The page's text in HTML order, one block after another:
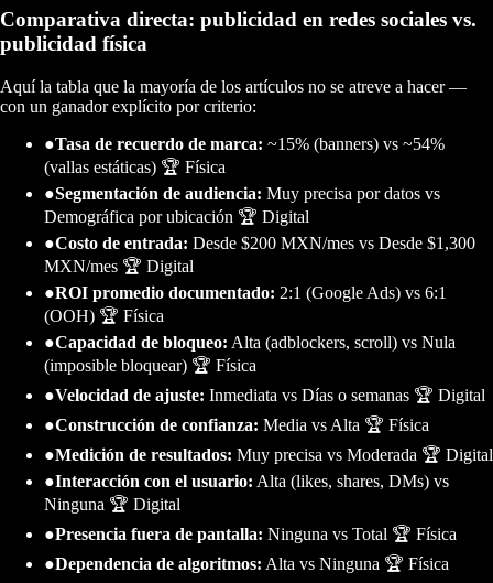
Comparativa directa: publicidad en redes sociales vs.
publicidad física
Aquí la tabla que la mayoría de los artículos no se atreve a hacer —
con un ganador explícito por criterio:
●Tasa de recuerdo de marca: ~15% (banners) vs ~54%
(vallas estáticas) 🏆 Física
●Segmentación de audiencia: Muy precisa por datos vs
Demográfica por ubicación 🏆 Digital
●Costo de entrada: Desde $200 MXN/mes vs Desde $1,300
MXN/mes 🏆 Digital
●ROI promedio documentado: 2:1 (Google Ads) vs 6:1
(OOH) 🏆 Física
●Capacidad de bloqueo: Alta (adblockers, scroll) vs Nula
(imposible bloquear) 🏆 Física
●Velocidad de ajuste: Inmediata vs Días o semanas 🏆 Digital
●Construcción de confianza: Media vs Alta 🏆 Física
●Medición de resultados: Muy precisa vs Moderada 🏆 Digital
●Interacción con el usuario: Alta (likes, shares, DMs) vs
Ninguna 🏆 Digital
●Presencia fuera de pantalla: Ninguna vs Total 🏆 Física
●Dependencia de algoritmos: Alta vs Ninguna 🏆 Física